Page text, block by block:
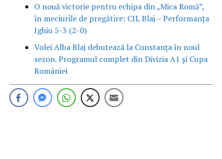
O nouă victorie pentru echipa din „Mica Romă”,
în meciurile de pregătire: CIL Blaj – Performanța
Ighiu 5-3 (2-0)
Volei Alba Blaj debutează la Constanța în noul
sezon. Programul complet din Divizia A1 și Cupa
României